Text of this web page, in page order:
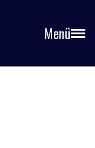
Menü